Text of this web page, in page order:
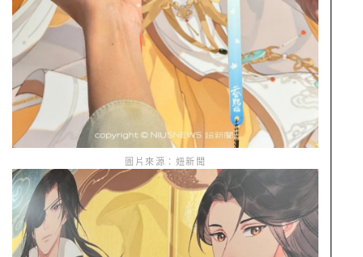
圖片來源：妞新聞